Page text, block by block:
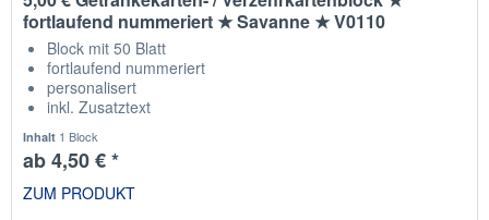
fortlaufend nummeriert ★ Savanne ★ V0110
Block mit 50 Blatt
fortlaufend nummeriert
personalisert
inkl. Zusatztext
Inhalt 1 Block
ab 4,50 € *
ZUM PRODUKT